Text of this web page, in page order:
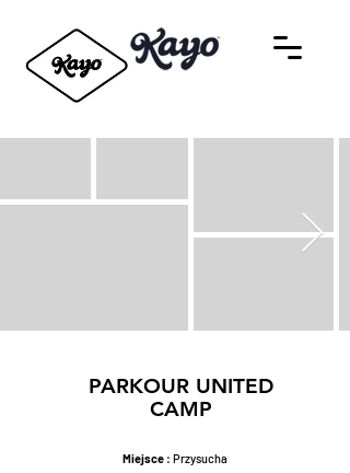
PARKOUR UNITED
CAMP
Miejsce : Przysucha